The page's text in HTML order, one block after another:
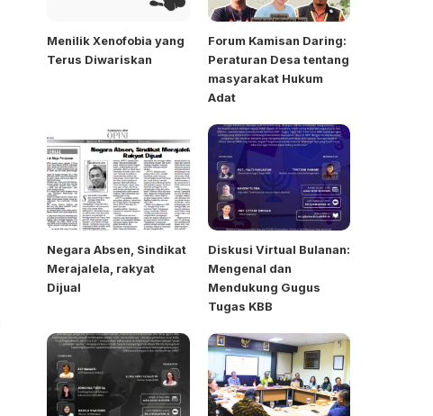
Menilik Xenofobia yang
Terus Diwariskan
Forum Kamisan Daring:
Peraturan Desa tentang
masyarakat Hukum
Adat
Negara Absen, Sindikat
Merajalela, rakyat
Dijual
Diskusi Virtual Bulanan:
Mengenal dan
Mendukung Gugus
Tugas KBB